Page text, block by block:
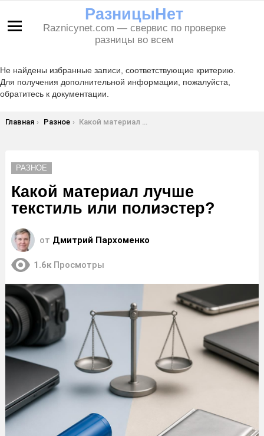
РазницыНет
Raznicynet.com — свервис по проверке
разницы во всем
Не найдены избранные записи, соответствующие критерию.
Для получения дополнительной информации, пожалуйста,
обратитесь к документации.
Вы здесь:
Главная Разное Какой материал лучше текстиль или полиэстер?
РАЗНОЕ
Какой материал лучше
текстиль или полиэстер?
от Дмитрий Пархоменко
1.6к Просмотры